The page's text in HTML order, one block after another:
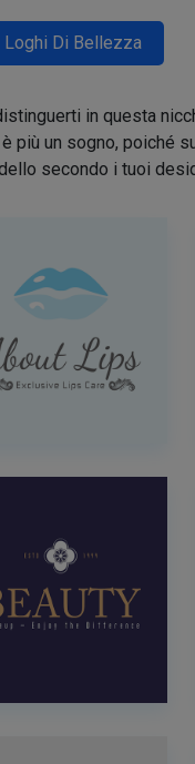
Loghi Di Bellezza
in questa
più un sogno, poiché
secondo i tuoi